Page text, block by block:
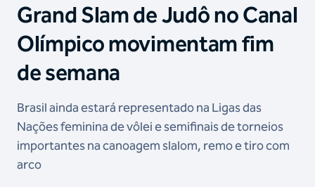
Grand Slam de Judô no Canal
Olímpico movimentam fim
de semana
Brasil ainda estará representado na Ligas das
Nações feminina de vôlei e semifinais de torneios
importantes na canoagem slalom, remo e tiro com
arco